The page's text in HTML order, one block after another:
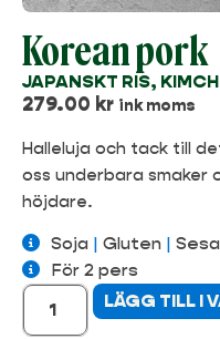
Korean pork
JAPANSKT RIS,
279.00 kr ink moms
Halleluja och tack till
oss underbara smaker
höjdare.
Soja | Gluten |
För 2 pers
LÄGG TILL I